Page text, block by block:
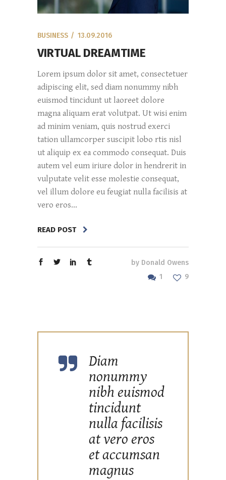
BUSINESS 13.09.2016
VIRTUAL DREAMTIME
Lorem ipsum dolor sit amet, consectetuer
adipiscing elit, sed diam nonummy nibh
euismod tincidunt ut laoreet dolore
magna aliquam erat volutpat. Ut wisi enim
ad minim veniam, quis nostrud exerci
tation ullamcorper suscipit lobo rtis nisl
ut aliquip ex ea commodo consequat. Duis
autem vel eum iriure dolor in hendrerit in
vulputate velit esse molestie consequat,
vel illum dolore eu feugiat nulla facilisis at
vero eros...
READ POST
by Donald Owens
1
9
Diam
nonummy
nibh euismod
tincidunt
nulla facilisis
at vero eros
et accumsan
magnus